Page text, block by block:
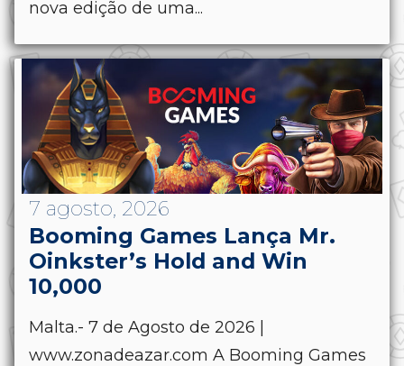
nova edição de uma...
7 agosto, 2026
Booming Games Lança Mr.
Oinkster’s Hold and Win
10,000
Malta.- 7 de Agosto de 2026 |
www.zonadeazar.com A Booming Games